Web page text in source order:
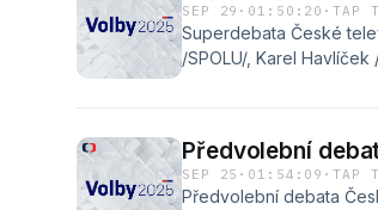
SEP 29 · 01:50:20 ·TAP
Superdebata České
/SPOLU/, Karel
2025/225411033390001/
Předvolební
SEP 25 · 01:54:09 ·TAP
Předvolební debata